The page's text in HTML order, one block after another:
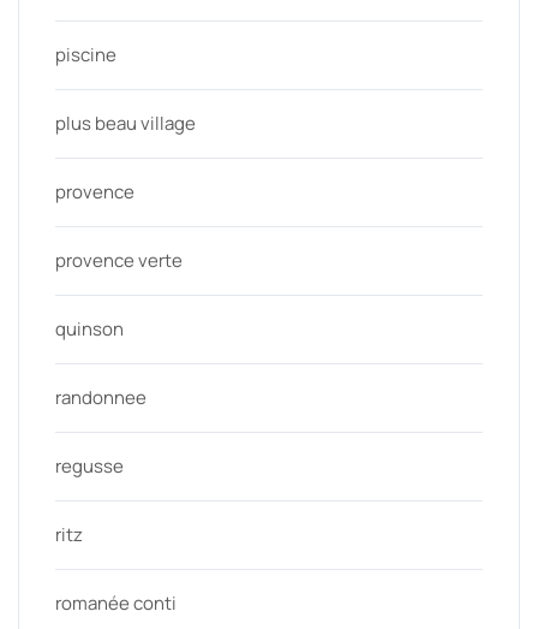
piscine
plus beau village
provence
provence verte
quinson
randonnee
regusse
ritz
romanée conti